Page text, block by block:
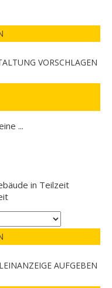
VORSCHLAGEN
...
in Teilzeit
AUFGEBEN